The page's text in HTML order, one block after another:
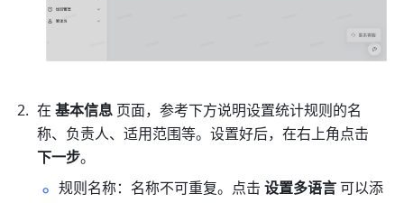
在 基本信息 页面，参考下方说明设置统计规则的名
下一步。
规则名称：名称不可重复。点击 设置多语言 可以添